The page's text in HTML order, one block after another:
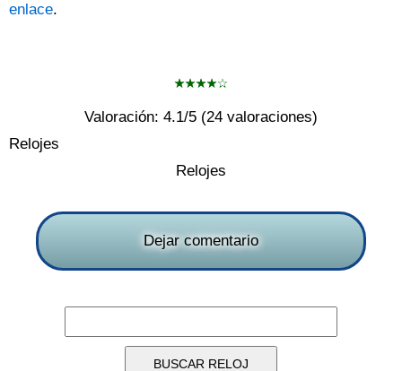
enlace.
Valoración: 4.1/5 (24 valoraciones)
Relojes
Relojes
Dejar comentario